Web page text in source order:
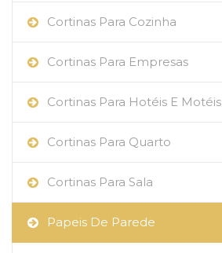
Cortinas Para Cozinha
Cortinas Para Empresas
Cortinas Para Hotéis E Motéis
Cortinas Para Quarto
Cortinas Para Sala
Papeis De Parede